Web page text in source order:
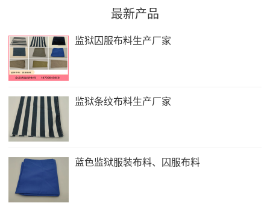
最新产品
监狱囚服布料生产厂家
监狱条纹布料生产厂家
蓝色监狱服装布料、囚服布料